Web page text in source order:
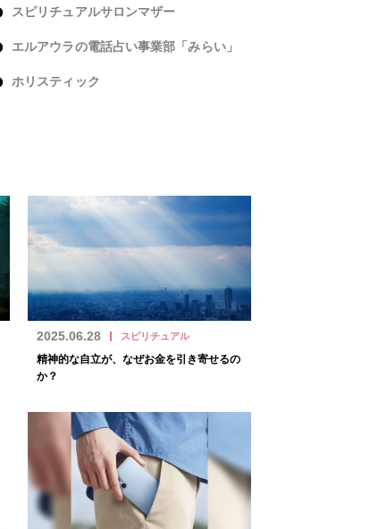
スピリチュアルサロンマザー
エルアウラの電話占い事業部「みらい」
ホリスティック
2025.06.28 スピリチュアル
精神的な自立が、なぜお金を引き寄せるの
か？